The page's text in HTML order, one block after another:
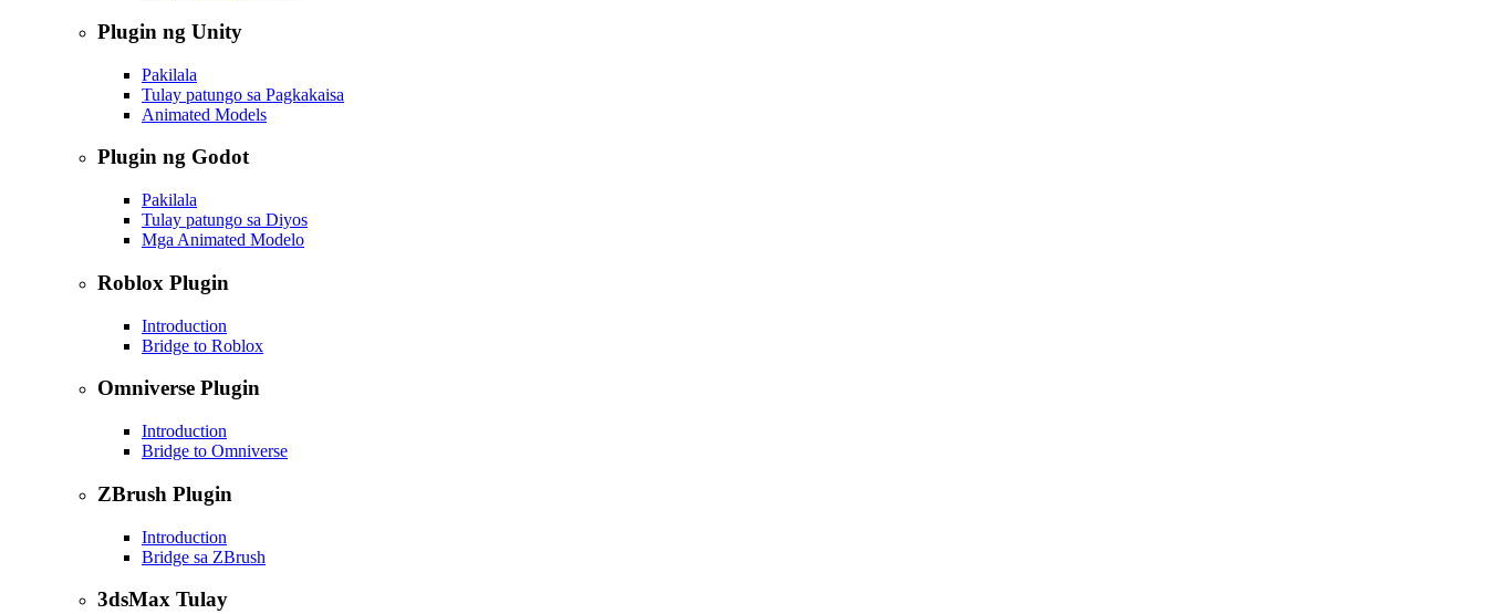
Plugin ng Unity
Pakilala
Tulay patungo sa Pagkakaisa
Animated Models
Plugin ng Godot
Pakilala
Tulay patungo sa Diyos
Mga Animated Modelo
Roblox Plugin
Introduction
Bridge to Roblox
Omniverse Plugin
Introduction
Bridge to Omniverse
ZBrush Plugin
Introduction
Bridge sa ZBrush
3dsMax Tulay